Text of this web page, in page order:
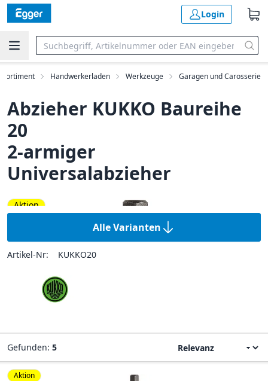
Login
Sortiment Handwerkerladen Werkzeuge Garagen und Carosserie
Abzieher KUKKO Baureihe
20
2-armiger
Universalabzieher
Aktion
Alle Varianten
Artikel-Nr: KUKKO20
Gefunden: 5
Aktion